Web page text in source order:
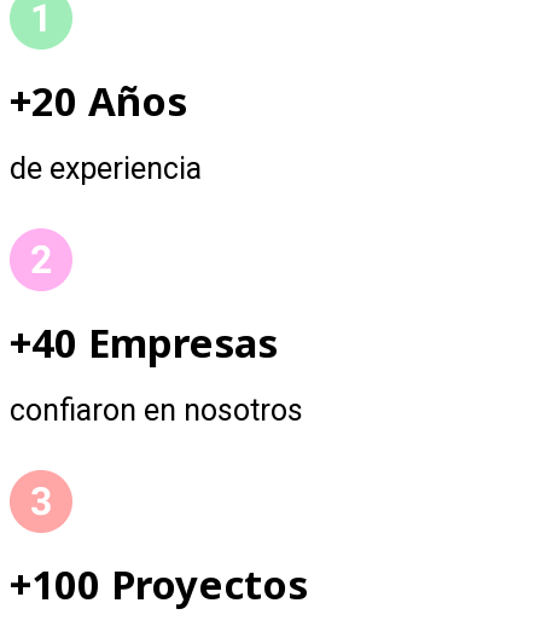
+20 Años
de experiencia
+40 Empresas
confiaron en nosotros
+100 Proyectos